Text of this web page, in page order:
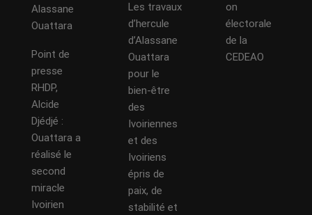
Alassane
Ouattara
Point de
presse
RHDP,
Alcide
Djédjé :
Ouattara a
réalisé le
second
miracle
Ivoirien
Les travaux
d’hercule
d’Alassane
Ouattara
pour le
bien-être
des
Ivoiriennes
et des
Ivoiriens
épris de
paix, de
stabilité et
on
électorale
de la
CEDEAO